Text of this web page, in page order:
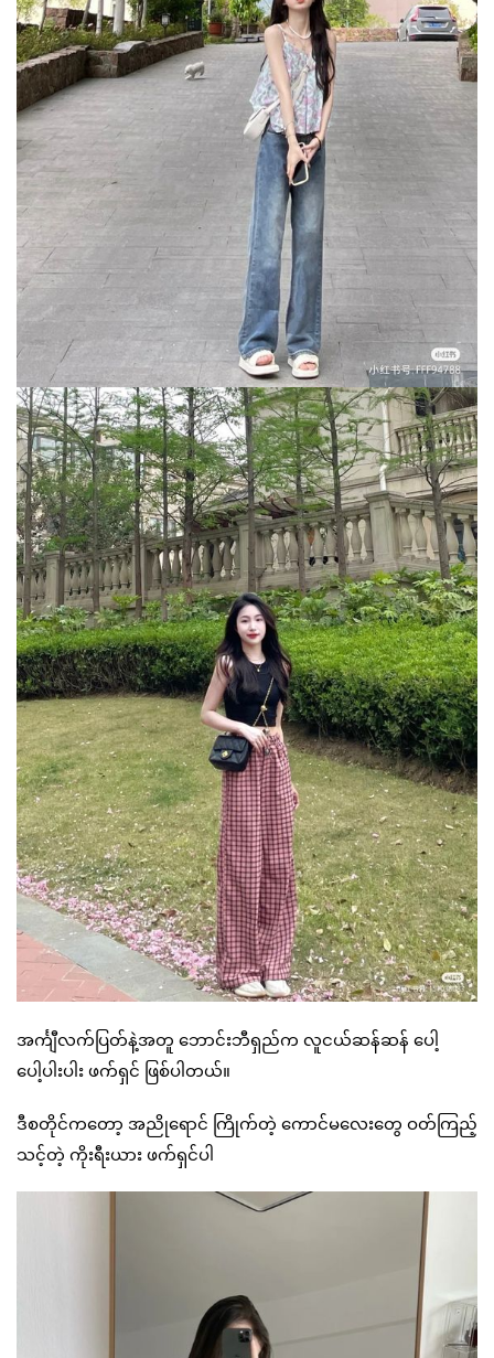
အင်္ကျီလက်ပြတ်နဲ့အတူ ဘောင်းဘီရှည်က လူငယ်ဆန်ဆန် ပေါ့
ပေါ့ပါးပါး ဖက်ရှင် ဖြစ်ပါတယ်။
ဒီစတိုင်ကတော့ အညိုရောင် ကြိုက်တဲ့ ကောင်မလေးတွေ ဝတ်ကြည့်
သင့်တဲ့ ကိုးရီးယား ဖက်ရှင်ပါ